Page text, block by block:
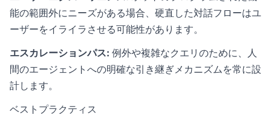
能の範囲外にニーズがある場合、硬直した対話フローはユ
ーザーをイライラさせる可能性があります。
エスカレーションパス: 例外や複雑なクエリのために、人
間のエージェントへの明確な引き継ぎメカニズムを常に設
計します。
ベストプラクティス